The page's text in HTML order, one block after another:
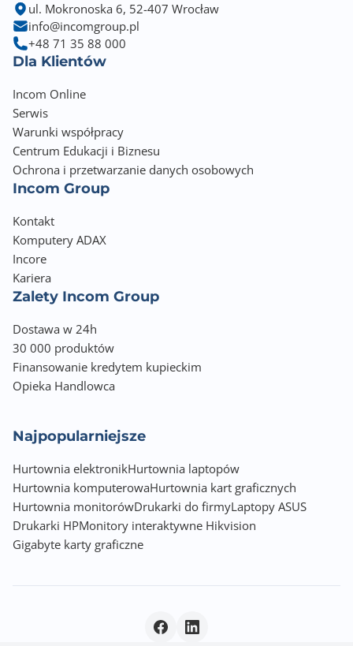
ul. Mokronoska 6, 52-407 Wrocław
info@incomgroup.pl
+48 71 35 88 000
Dla Klientów
Incom Online
Serwis
Warunki współpracy
Centrum Edukacji i Biznesu
Ochrona i przetwarzanie danych osobowych
Incom Group
Kontakt
Komputery ADAX
Incore
Kariera
Zalety Incom Group
Dostawa w 24h
30 000 produktów
Finansowanie kredytem kupieckim
Opieka Handlowca
Najpopularniejsze
Hurtownia elektronikHurtownia laptopów
Hurtownia komputerowaHurtownia kart graficznych
Hurtownia monitorówDrukarki do firmyLaptopy ASUS
Drukarki HPMonitory interaktywne Hikvision
Gigabyte karty graficzne